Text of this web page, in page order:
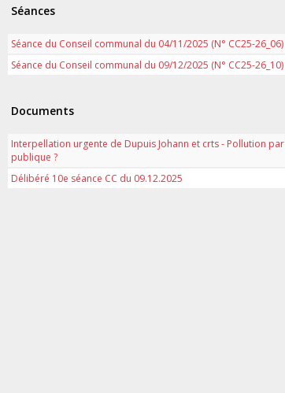
Séances
Séance du Conseil communal du 04/11/2025 (N° CC25-26_06)
Séance du Conseil communal du 09/12/2025 (N° CC25-26_10)
Documents
Interpellation urgente de Dupuis Johann et crts - Pollution
publique ?
Délibéré 10e séance CC du 09.12.2025